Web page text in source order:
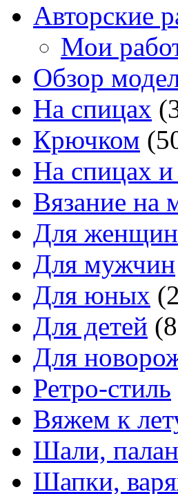
Авторские
Мои
Обзор
На спицах
Крючком
На спицах
Вязание на
Для женщин
Для мужчин
Для юных
Для детей
Для
Ретро-стиль
Вяжем к
Шали,
Шапки,